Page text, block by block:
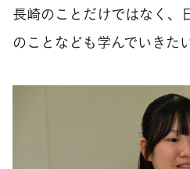
長崎のことだけではなく、
のことなども学んでいきた